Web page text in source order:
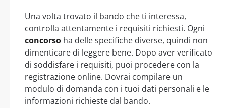
Una volta trovato il bando che ti interessa,
controlla attentamente i requisiti richiesti. Ogni
concorso ha delle specifiche diverse, quindi non
dimenticare di leggere bene. Dopo aver verificato
di soddisfare i requisiti, puoi procedere con la
registrazione online. Dovrai compilare un
modulo di domanda con i tuoi dati personali e le
informazioni richieste dal bando.